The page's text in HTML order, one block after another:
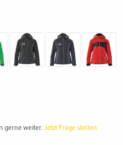
gerne weiter.Jetzt Frage stellen